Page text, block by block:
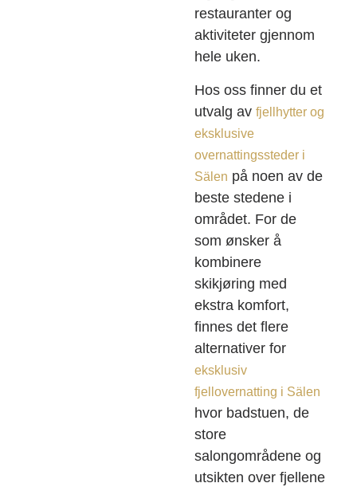
restauranter og
aktiviteter gjennom
hele uken.
Hos oss finner du et
utvalg av fjellhytter og
eksklusive
overnattingssteder i
Sälen på noen av de
beste stedene i
området. For de
som ønsker å
kombinere
skikjøring med
ekstra komfort,
finnes det flere
alternativer for
eksklusiv
fjellovernatting i Sälen
hvor badstuen, de
store
salongområdene og
utsikten over fjellene